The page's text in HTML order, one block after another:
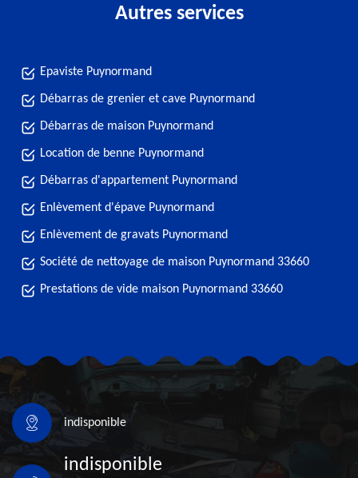
Autres services
Epaviste Puynormand
Débarras de grenier et cave Puynormand
Débarras de maison Puynormand
Location de benne Puynormand
Débarras d'appartement Puynormand
Enlèvement d'épave Puynormand
Enlèvement de gravats Puynormand
Société de nettoyage de maison Puynormand 33660
Prestations de vide maison Puynormand 33660
indisponible
indisponible